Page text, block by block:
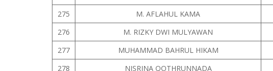
275
M. AFLAHUL KAMA
276
M. RIZKY DWI MULYAWAN
277
MUHAMMAD BAHRUL HIKAM
278
NISRINA QOTHRUNNADA